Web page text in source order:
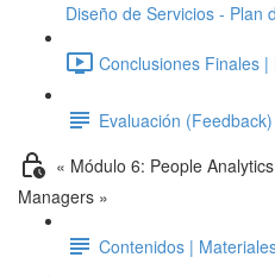
Diseño de Servicios - Plan
Conclusiones Finales
Evaluación
« Módulo 6: People
Managers »
Contenidos |